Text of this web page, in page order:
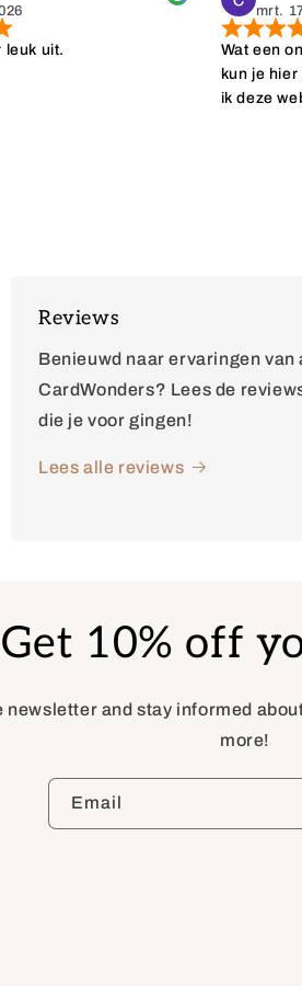
leuk uit.
mrt.
Wat een
kun je
ik deze
Reviews
Benieuwd naar ervaringen van
CardWonders? Lees de
die je voor gingen!
Lees alle reviews
Get 10% off
newsletter and stay informed
more!
Email